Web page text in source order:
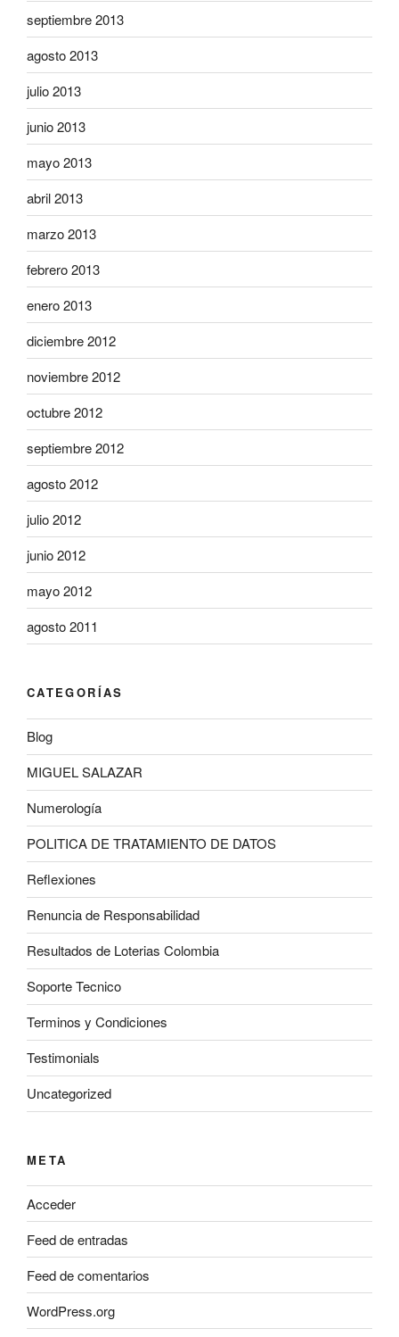
septiembre 2013
agosto 2013
julio 2013
junio 2013
mayo 2013
abril 2013
marzo 2013
febrero 2013
enero 2013
diciembre 2012
noviembre 2012
octubre 2012
septiembre 2012
agosto 2012
julio 2012
junio 2012
mayo 2012
agosto 2011
CATEGORÍAS
Blog
MIGUEL SALAZAR
Numerología
POLITICA DE TRATAMIENTO DE DATOS
Reflexiones
Renuncia de Responsabilidad
Resultados de Loterias Colombia
Soporte Tecnico
Terminos y Condiciones
Testimonials
Uncategorized
META
Acceder
Feed de entradas
Feed de comentarios
WordPress.org